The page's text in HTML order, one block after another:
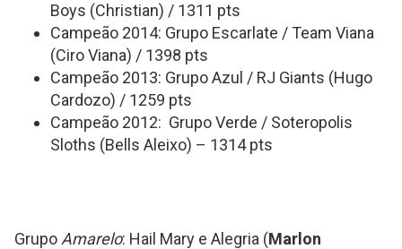
Boys (Christian) / 1311 pts
Campeão 2014: Grupo Escarlate / Team Viana
(Ciro Viana) / 1398 pts
Campeão 2013: Grupo Azul / RJ Giants (Hugo
Cardozo) / 1259 pts
Campeão 2012: Grupo Verde / Soteropolis
Sloths (Bells Aleixo) – 1314 pts
Grupo Amarelo: Hail Mary e Alegria (Marlon